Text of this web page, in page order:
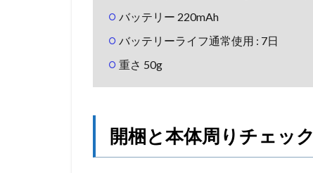
バッテリー 220mAh
バッテリーライフ通常使用 : 7日
重さ 50g
開梱と本体周りチェック